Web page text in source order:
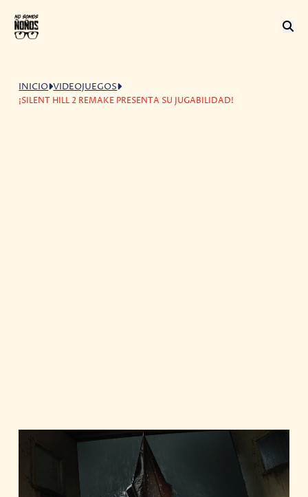
INICIO VIDEOJUEGOS
¡SILENT HILL 2 REMAKE PRESENTA SU JUGABILIDAD!